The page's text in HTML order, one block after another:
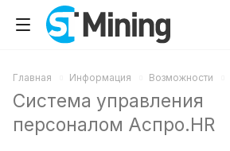
Главная Информация Возможности
Система управления
персоналом Аспро.HR